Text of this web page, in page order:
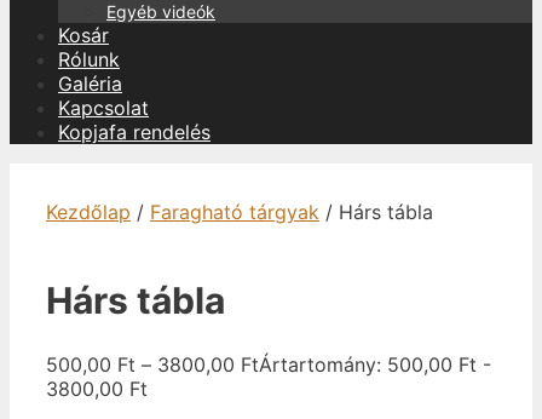
Egyéb videók
Kosár
Rólunk
Galéria
Kapcsolat
Kopjafa rendelés
Kezdőlap / Faragható tárgyak / Hárs tábla
Hárs tábla
500,00 Ft – 3800,00 FtÁrtartomány: 500,00 Ft -
3800,00 Ft